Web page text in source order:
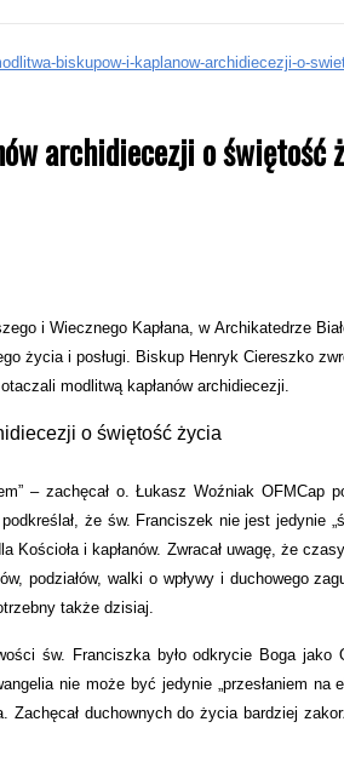
biskupow-i-kaplanow-archidiecezji-o-
archidiecezji o świętość
i Wiecznego Kapłana, w Archikatedrze
życia i posługi. Biskup Henryk Ciereszko
modlitwą kapłanów archidiecezji.
– zachęcał o. Łukasz Woźniak OFMCap
że św. Franciszek nie jest jedynie
i kapłanów. Zwracał uwagę, że
podziałów, walki o wpływy i duchowego
także dzisiaj.
św. Franciszka było odkrycie Boga jako
nie może być jedynie „przesłaniem na
Zachęcał duchownych do życia bardziej